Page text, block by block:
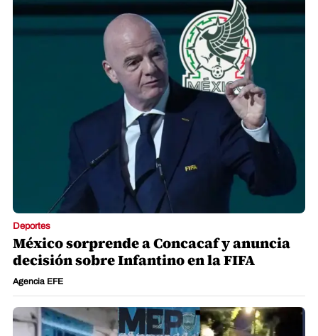
Deportes
México sorprende a Concacaf y anuncia
decisión sobre Infantino en la FIFA
Agencia EFE